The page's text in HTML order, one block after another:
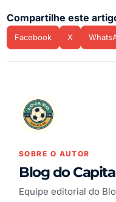
Compartilhe este
Facebook X
SOBRE O AUTOR
Blog do Capita
Equipe editorial do